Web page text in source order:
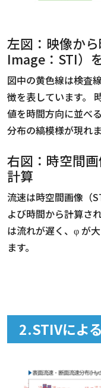
左図：映像か
Image：STI）
図中の黄色線は検査
徴を表しています。
値を時間方向に並べ
分布の縞模様が現れま
右図：時空間
計算
流速は時空間画像（
よび時間から計算さ
は流れが遅く、φ が
ます。
2.STIVによ